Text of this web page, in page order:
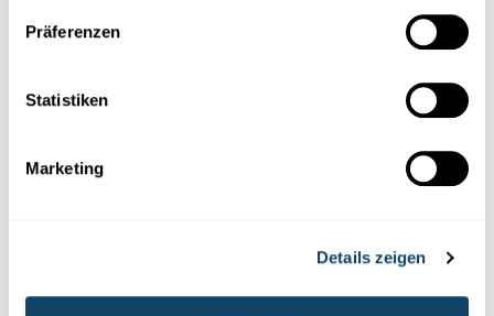
Präferenzen
Statistiken
Marketing
Details zeigen
Firwat gouf de Malaysia Fliger nach ëmmer
net fonnt?
Technologie: Firwat as et sou schwéier eppes um